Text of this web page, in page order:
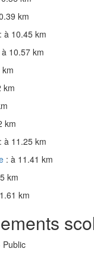
km
: à 10.45 km
à 10.57 km
km
km
: à 11.25 km
: à 11.41 km
km
km
Public